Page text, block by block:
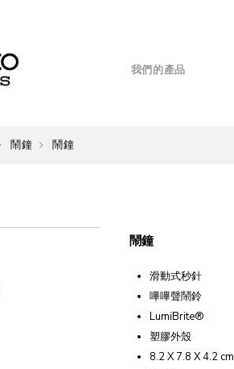
我們的產品
鬧鐘 鬧鐘
鬧鐘
滑動式秒針
嗶嗶聲鬧鈴
LumiBrite®
塑膠外殼
8.2 X 7.8 X 4.2 cm